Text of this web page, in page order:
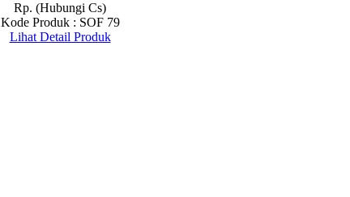
Rp. (Hubungi Cs)
Kode Produk : SOF 79
Lihat Detail Produk